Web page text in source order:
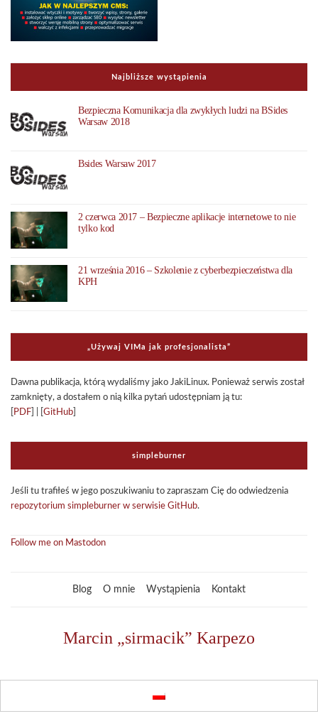
Najbliższe wystąpienia
Bezpieczna Komunikacja dla zwykłych ludzi na BSides
Warsaw 2018
Bsides Warsaw 2017
2 czerwca 2017 – Bezpieczne aplikacje internetowe to nie
tylko kod
21 września 2016 – Szkolenie z cyberbezpieczeństwa dla
KPH
„Uży­waj VIMa jak pro­fe­sjo­na­li­sta”
Dawna publi­ka­cja, którą wyda­li­śmy jako Jaki­Li­nux. Ponie­waż ser­wis został
zamknięty, a dosta­łem o nią kilka pytań udo­stęp­niam ją tu:
PDF GitHub
sim­ple­bur­ner
Jeśli tu tra­fi­łeś w jego poszu­ki­wa­niu to zapra­szam Cię do odwie­dze­nia
repo­zy­to­rium sim­ple­bur­ner w ser­wi­sie GitHub.
Follow me on Mastodon
Blog O mnie Wystąpienia Kontakt
Marcin „sirmacik” Karpezo